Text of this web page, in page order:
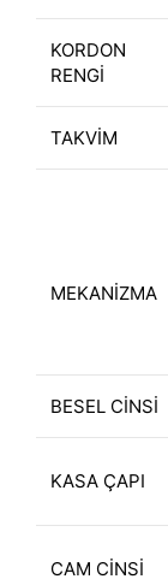
KORDON
RENGİ
TAKVİM
MEKANİZMA
BESEL CİNSİ
KASA ÇAPI
CAM CİNSİ